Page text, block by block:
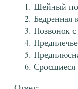
Шейный
Бедренная
Позвонок
Предплечье
Сросшиеся